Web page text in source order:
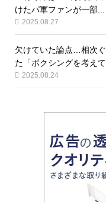
けたパ軍ファンが一部...
2025.08.27
欠けていた論点…相次
た「ボクシングを考えて
2025.08.24